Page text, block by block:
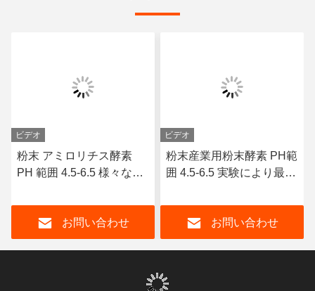
ビデオ
粉末 アミロリチス酵素
PH 範囲 4.5-6.5 様々な製
お問い合わせ
ビデオ
粉末産業用粉末酵素 PH範
囲 4.5-6.5 実験により最適
お問い合わせ